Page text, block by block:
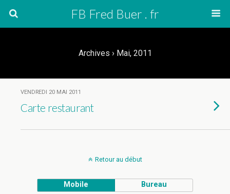
FB Fred Buer . fr
Archives › Mai, 2011
VENDREDI 20 MAI 2011
Carte restaurant
Retour au début
Mobile Bureau